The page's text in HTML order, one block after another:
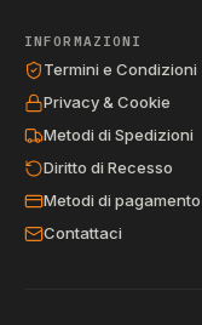
INFORMAZIONI
Termini e Condizioni
Privacy & Cookie
Metodi di Spedizioni
Diritto di Recesso
Metodi di pagamento
Contattaci